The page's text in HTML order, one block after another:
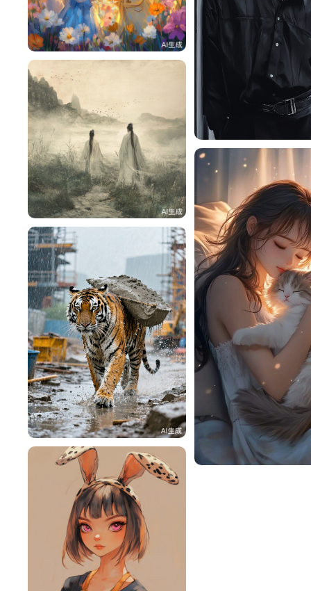
小陈 77
2ES6AZ244ce8 45
面包
简爱 76
nmPPm4L12616